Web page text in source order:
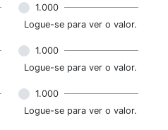
1.000
Logue-se para ver o valor.
1.000
Logue-se para ver o valor.
1.000
Logue-se para ver o valor.